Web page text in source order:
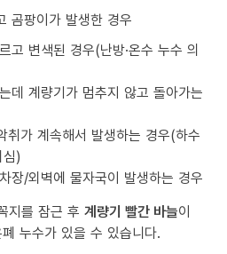
곰팡이가 발생한 경우
고 변색된 경우(난방·온수 누수 의
데 계량기가 멈추지 않고 돌아가는
취가 계속해서 발생하는 경우(하수
)
장/외벽에 물자국이 발생하는 경우
지를 잠근 후 계량기 빨간 바늘이
누수가 있을 수 있습니다.